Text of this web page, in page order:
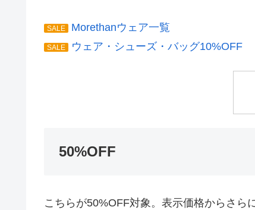
SALE Morethanウェア一覧
SALE ウェア・シューズ・バッグ10%OFF
50%OFF
こちらが50%OFF対象。表示価格からさら